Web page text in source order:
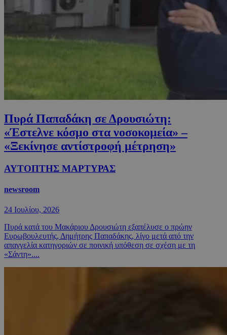
Πυρά Παπαδάκη σε Δρουσιώτη:
«Έστελνε κόσμο στα νοσοκομεία» –
«Ξεκίνησε αντίστροφή μέτρηση»
ΑΥΤΟΠΤΗΣ ΜΑΡΤΥΡΑΣ
newsroom
24 Ιουλίου, 2026
Πυρά κατά του Μακάριου Δρουσιώτη εξαπέλυσε ο πρώην
Ευρωβουλευτής, Δημήτρης Παπαδάκης, λίγο μετά από την
απαγγελία κατηγοριών σε ποινική υπόθεση σε σχέση με τη
«Σάντη»....